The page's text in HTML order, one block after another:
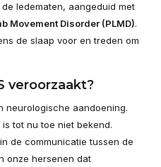
ledematen, aangeduid met
Movement Disorder (PLMD).
de slaap voor en treden om
veroorzaakt?
neurologische aandoening.
tot nu toe niet bekend.
de communicatie tussen de
onze hersenen dat